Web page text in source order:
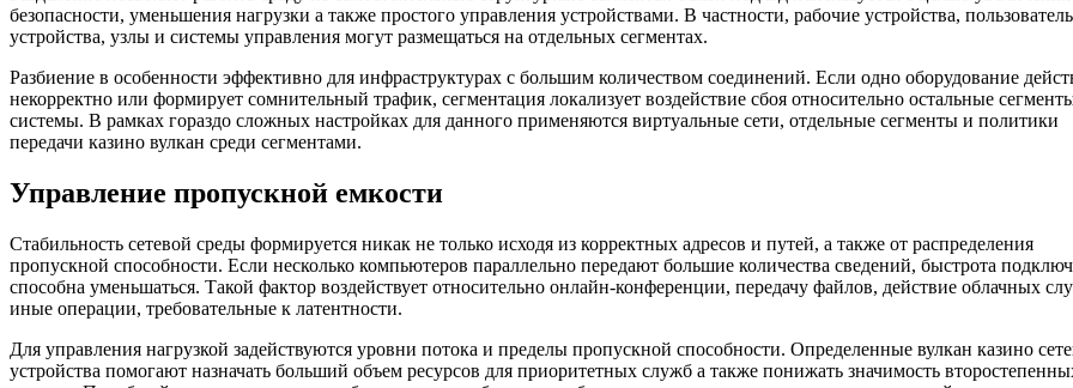
безопасности, уменьшения нагрузки а также простого управления устройствами. В частности, рабочие устройства,
устройства, узлы и системы управления могут размещаться на отдельных сегментах.
Разбиение в особенности эффективно для инфраструктурах с большим количеством соединений. Если одно оборудование
некорректно или формирует сомнительный трафик, сегментация локализует воздействие сбоя относительно остальные
системы. В рамках гораздо сложных настройках для данного применяются виртуальные сети, отдельные сегменты и политики
передачи казино вулкан среди сегментами.
Управление пропускной емкости
Стабильность сетевой среды формируется никак не только исходя из корректных адресов и путей, а также от распределения
пропускной способности. Если несколько компьютеров параллельно передают большие количества сведений, быстрота
способна уменьшаться. Такой фактор воздействует относительно онлайн-конференции, передачу файлов, действие облачных
иные операции, требовательные к латентности.
Для управления нагрузкой задействуются уровни потока и пределы пропускной способности. Определенные вулкан казино
устройства помогают назначать больший объем ресурсов для приоритетных служб а также понижать значимость